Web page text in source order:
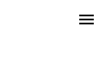
menu